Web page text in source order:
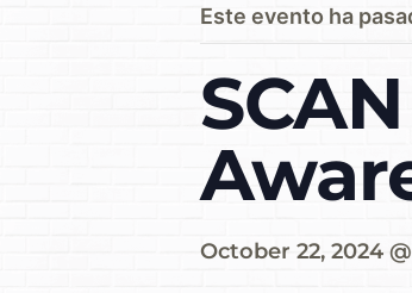
Este evento ha
October 22, 2024